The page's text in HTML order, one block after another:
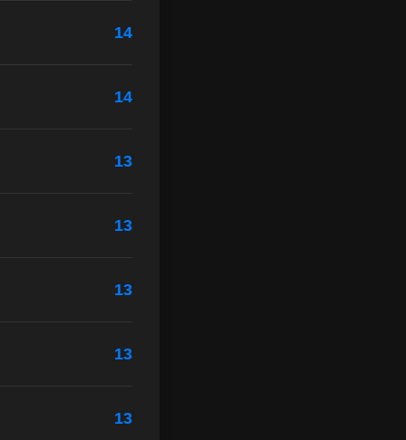
14
14
13
13
13
13
13